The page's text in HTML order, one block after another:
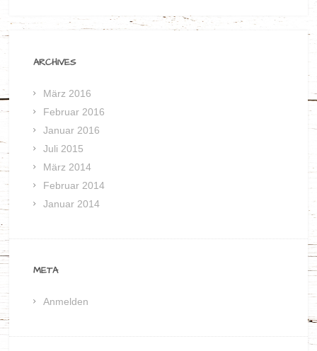
ARCHIVES
März 2016
Februar 2016
Januar 2016
Juli 2015
März 2014
Februar 2014
Januar 2014
META
Anmelden